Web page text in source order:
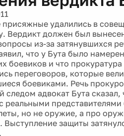
удалились в
Вердикт должен был
из-за затянувшихся
что у Бута было
боевиков и что
переговоров, которые
боевиками. Речь
следом адвокат Бута
реальными
но не оружие, а про
Выступление защиты